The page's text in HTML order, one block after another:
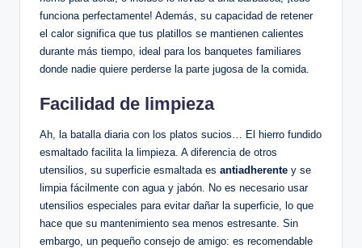
funciona perfectamente! Además, su⁣ capacidad de ⁢retener
el calor significa que tus⁤ platillos se mantienen calientes
⁤durante más tiempo, ‍ideal para los banquetes familiares
donde nadie quiere perderse la parte jugosa de la comida.
Facilidad de limpieza
Ah, la batalla ‌diaria con los⁤ platos sucios… El hierro ⁢fundido
esmaltado facilita la limpieza. A diferencia ⁣de otros
utensilios, su superficie esmaltada es antiadherente y se
limpia fácilmente con agua y ⁤jabón. No es necesario‌ usar
utensilios especiales para‍ evitar dañar⁤ la superficie, ⁢lo que
hace que su mantenimiento sea menos estresante. Sin
embargo, ‍un pequeño consejo de amigo: es⁤ recomendable